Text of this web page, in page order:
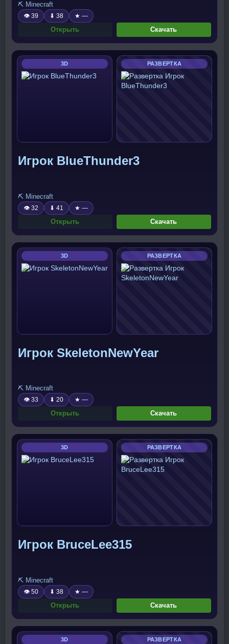
⛏️ Minecraft
👁 39 ⬇ 38 ★ —
Открыть Скачать
3D РАЗВЕРТКА
Игрок BlueThunder3
⛏️ Minecraft
👁 32 ⬇ 41 ★ —
Открыть Скачать
3D РАЗВЕРТКА
Игрок SkeletonNewYear
⛏️ Minecraft
👁 33 ⬇ 20 ★ —
Открыть Скачать
3D РАЗВЕРТКА
Игрок BruceLee315
⛏️ Minecraft
👁 50 ⬇ 38 ★ —
Открыть Скачать
3D РАЗВЕРТКА